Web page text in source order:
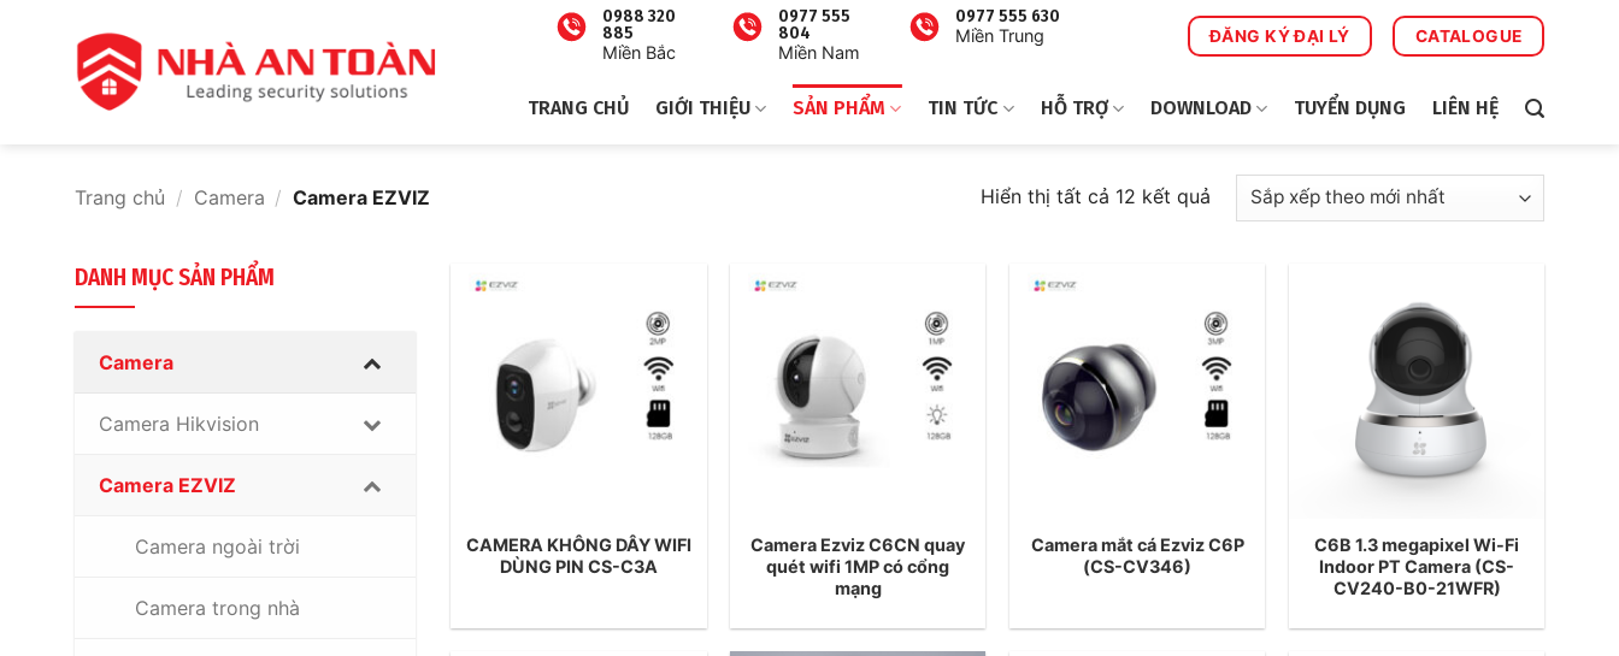
0988 320
885
Miền Bắc
0977 555
804
Miền Nam
0977 555 630
Miền Trung
ĐĂNG KÝ ĐẠI LÝ CATALOGUE
TRANG CHỦ GIỚI THIỆU SẢN PHẨM TIN TỨC HỖ TRỢ DOWNLOAD TUYỂN DỤNG LIÊN HỆ
Trang chủ / Camera / Camera EZVIZ Hiển thị tất cả 12 kết quảĐã
sắp
mới
nhất
DANH MỤC SẢN PHẨM
Camera
Camera Hikvision
Camera EZVIZ
Camera ngoài trời
Camera trong nhà
CAMERA KHÔNG DÂY WIFI
DÙNG PIN CS-C3A
Camera Ezviz C6CN quay
quét wifi 1MP có cổng
mạng
Camera mắt cá Ezviz C6P
(CS-CV346)
C6B 1.3 megapixel Wi-Fi
Indoor PT Camera (CS-
CV240-B0-21WFR)